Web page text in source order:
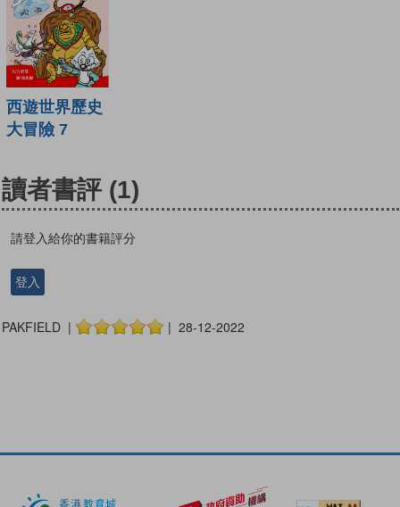
西遊世界歷史
大冒險 7
讀者書評 (1)
請登入給你的書籍評分
登入
PAKFIELD | | 28-12-2022